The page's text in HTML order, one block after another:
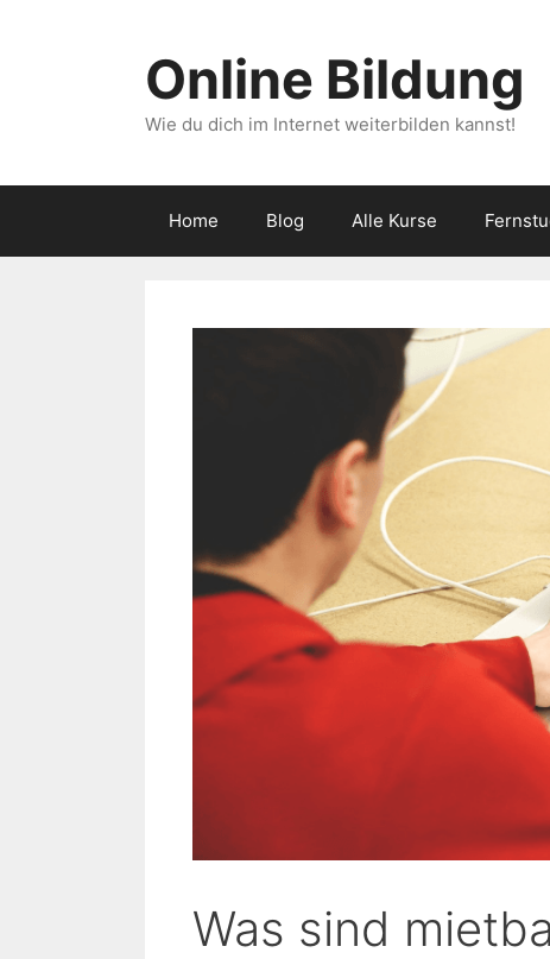
Online Bildung
Wie du dich im Internet weiterbilden kannst!
Home Blog Alle Kurse
Was sind